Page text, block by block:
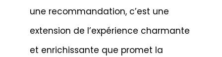
une recommandation, c’est une
extension de l’expérience charmante
et enrichissante que promet la